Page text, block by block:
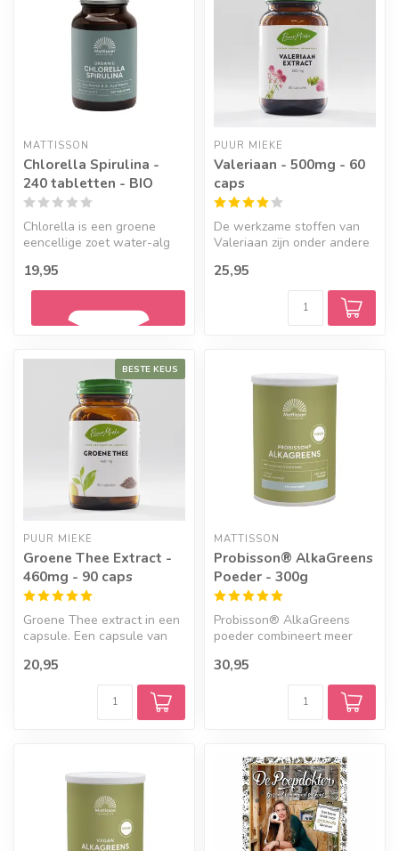
MATTISSON
Chlorella Spirulina -
240 tabletten - BIO
Chlorella is een groene
eencellige zoet water-alg
blauwgroen...
19,95
Geef een seintje
PUUR MIEKE
Valeriaan - 500mg - 60
caps
De werkzame stoffen van
Valeriaan zijn onder andere
valepotr...
25,95
BESTE KEUS
PUUR MIEKE
Groene Thee Extract -
460mg - 90 caps
Groene Thee extract in een
capsule. Een capsule van
be...
20,95
MATTISSON
Probisson® AlkaGreens
Poeder - 300g
Probisson® AlkaGreens
poeder combineert meer
ingrediënten me...
30,95